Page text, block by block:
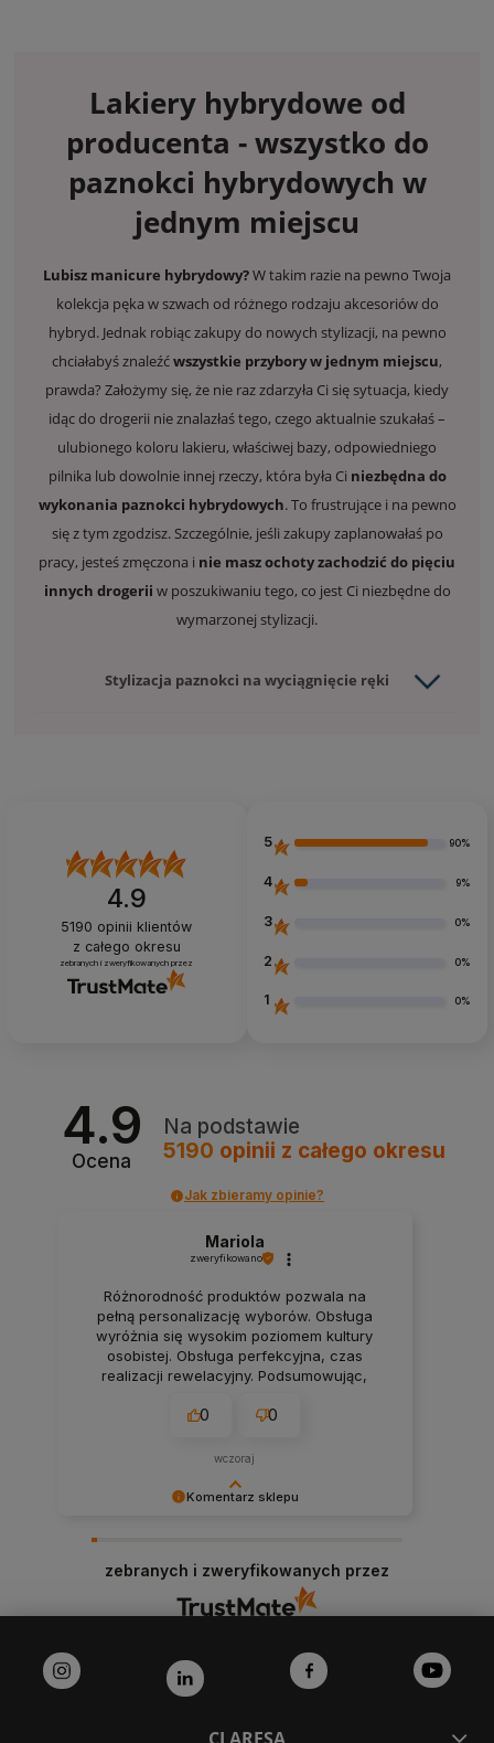
Lakiery hybrydoweod
producenta - wszystko do
paznokci hybrydowych w
jednym miejscu
Lubisz manicure hybrydowy?W takim razie na pewno Twoja
kolekcja pęka w szwach od różnego rodzaju akcesoriów do
hybryd. Jednak robiąc zakupy do nowych stylizacji, na pewno
chciałabyś znaleźćwszystkie przybory w jednym miejscu,
prawda? Założymy się, że nie raz zdarzyła Ci się sytuacja, kiedy
idąc do drogerii nie znalazłaś tego, czego aktualnie szukałaś –
ulubionego koloru lakieru, właściwej bazy, odpowiedniego
pilnika lub dowolnie innej rzeczy, która była Ci niezbędna do
wykonania paznokci hybrydowych. To frustrujące i na pewno
się z tym zgodzisz. Szczególnie, jeśli zakupy zaplanowałaś po
pracy, jesteś zmęczona i nie masz ochoty zachodzić do pięciu
innych drogerii w poszukiwaniu tego, co jest Ci niezbędne do
wymarzonej stylizacji.
Stylizacja paznokci na wyciągnięcie ręki
4.9
5190 opinii klientów
z całego okresu
zebranych i zweryfikowanych przez
5 90%
4 9%
3 0%
2 0%
1 0%
4.9
Ocena
Na podstawie
5190 opinii z całego okresu
Jak zbieramy opinie?
Komentarz sklepu
że jesteśmy na właściwym torze :) Z
Mariola
zweryfikowano
Różnorodność produktów pozwala na
pełną personalizację wyborów. Obsługa
wyróżnia się wysokim poziomem kultury
osobistej. Obsługa perfekcyjna, czas
realizacji rewelacyjny. Podsumowując,
0 0
wczoraj
zebranych i zweryfikowanych przez